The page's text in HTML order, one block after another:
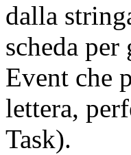
dalla
scheda
Event che
lettera,
Task).